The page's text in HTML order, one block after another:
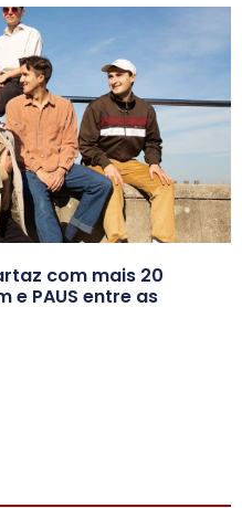
com mais 20
e PAUS entre as